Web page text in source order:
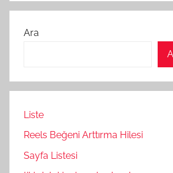
Ara
Liste
Reels Beğeni Arttırma Hilesi
Sayfa Listesi